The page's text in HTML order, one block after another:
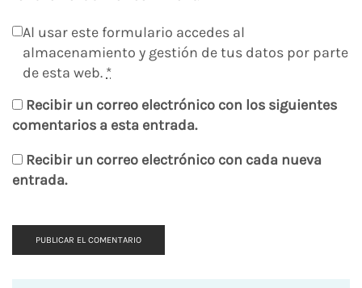
Al usar este formulario accedes al
almacenamiento y gestión de tus datos por parte
de esta web. *
Recibir un correo electrónico con los siguientes
comentarios a esta entrada.
Recibir un correo electrónico con cada nueva
entrada.